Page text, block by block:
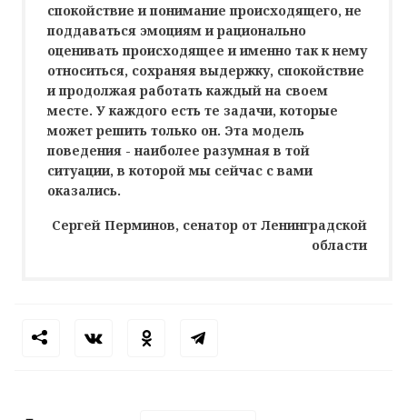
спокойствие и понимание происходящего, не
поддаваться эмоциям и рационально
оценивать происходящее и именно так к нему
относиться, сохраняя выдержку, спокойствие
и продолжая работать каждый на своем
месте. У каждого есть те задачи, которые
может решить только он. Эта модель
поведения - наиболее разумная в той
ситуации, в которой мы сейчас с вами
оказались.
Сергей Перминов, сенатор от Ленинградской
области